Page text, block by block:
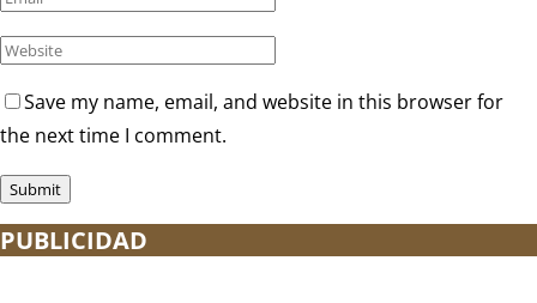
Save my name, email, and website in this browser for
the next time I comment.
PUBLICIDAD